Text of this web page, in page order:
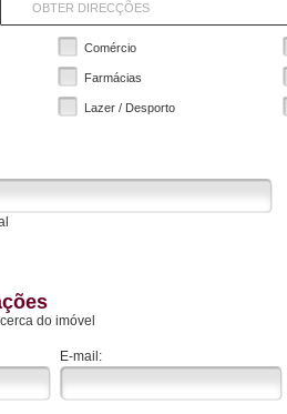
OBTER DIRECÇÕES
Comércio
Farmácias
Lazer / Desporto
do imóvel
E-mail: